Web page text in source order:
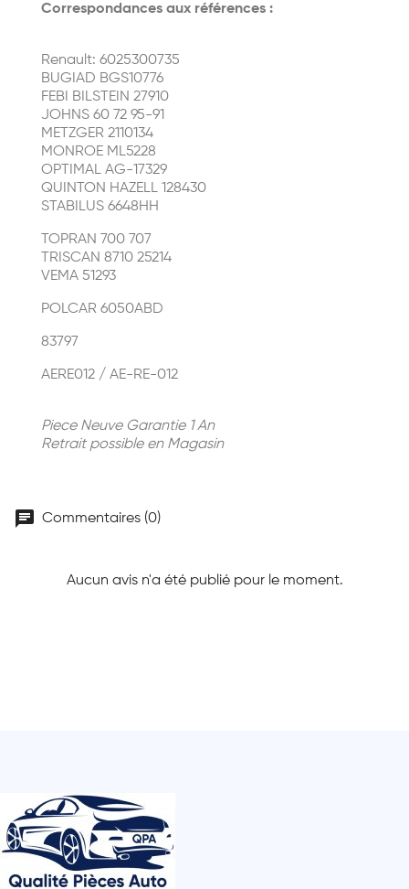
Correspondances aux références :
Renault: 6025300735
BUGIAD BGS10776
FEBI BILSTEIN 27910
JOHNS 60 72 95-91
METZGER 2110134
MONROE ML5228
OPTIMAL AG-17329
QUINTON HAZELL 128430
STABILUS 6648HH
TOPRAN 700 707
TRISCAN 8710 25214
VEMA 51293
POLCAR 6050ABD
83797
AERE012 / AE-RE-012
Piece Neuve Garantie 1 An
Retrait possible en Magasin
chat Commentaires (0)
Aucun avis n'a été publié pour le moment.